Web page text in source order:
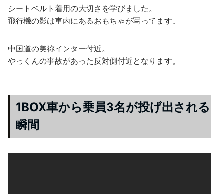
シートベルト着用の大切さを学びました。
飛行機の影は車内にあるおもちゃが写ってます。
中国道の美祢インター付近。
やっくんの事故があった反対側付近となります。
1BOX車から乗員3名が投げ出される
瞬間